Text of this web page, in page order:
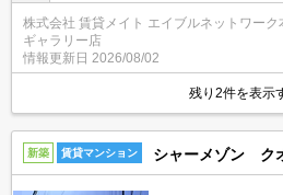
付きのお部屋で夏も冬も快適な室温で
株式会社 賃貸メイト エイブルネットワーク
ギャラリー店
情報更新日 2026/08/02
残り2件を表示
新築 賃貸マンション シャーメゾン ク